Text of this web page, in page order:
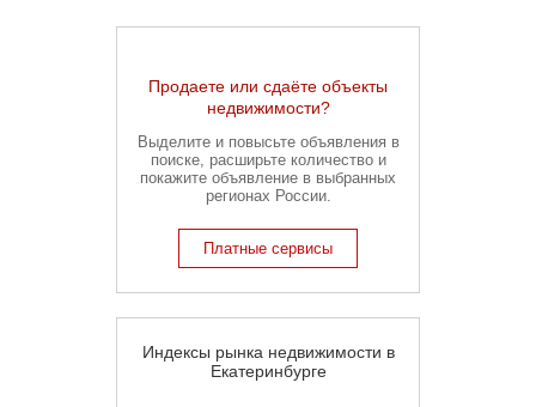
Продаете или сдаёте объекты
недвижимости?
Выделите и повысьте объявления в
поиске, расширьте количество и
покажите объявление в выбранных
регионах России.
Платные сервисы
Индексы рынка недвижимости в
Екатеринбурге